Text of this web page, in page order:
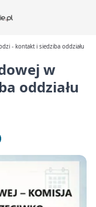
- kontakt i siedziba oddziału
w
oddziału